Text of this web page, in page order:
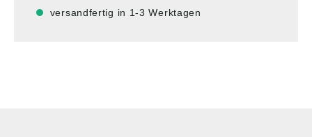
versandfertig in 1-3 Werktagen